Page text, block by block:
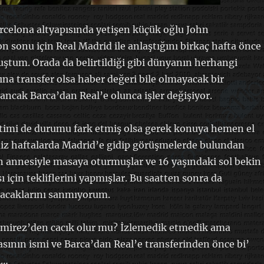
altyapısında yetişen küçük oğlu John
sonu için Real Madrid ile anlaştığını birkaç hafta önce
Orada da belirtildiği gibi dünyanın herhangi
transfer olsa haber değeri bile olmayacak bir
Barca’dan Real’e olunca işler değişiyor.
de durumu fark etmiş olsa gerek konuya hemen el
haftalarda Madrid’e gidip görüşmelerde bulundan
annesiyle masaya oturmuşlar ve 16 yaşındaki sol bekin
için tekliflerini yapmışlar. Bu saatten sonra da
sanmıyorum.
cacık olur mu? İzlemedik etmedik ama
ismi ve Barca’dan Real’e transferinden önce bi’